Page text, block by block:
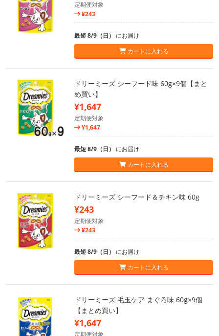
定期便対象
¥243
最短 8/9（日） にお届け
カートに入れる
ドリーミーズ シーフード味 60g×9個【まと
め買い】
¥1,647
定期便対象
¥1,647
最短 8/9（日） にお届け
カートに入れる
ドリーミーズ シーフード＆チキン味 60g
¥243
定期便対象
¥243
最短 8/9（日） にお届け
カートに入れる
ドリーミーズ 毛玉ケア まぐろ味 60g×9個
【まとめ買い】
¥1,647